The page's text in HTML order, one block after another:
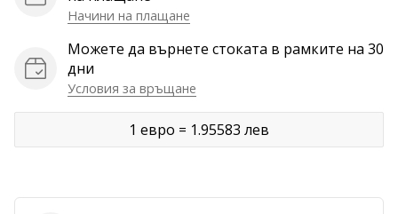
Покажи
всички
статии
Начини на плащане
Можете да върнете стоката в рамките на 30
дни
Условия за връщане
1 евро = 1.95583 лев